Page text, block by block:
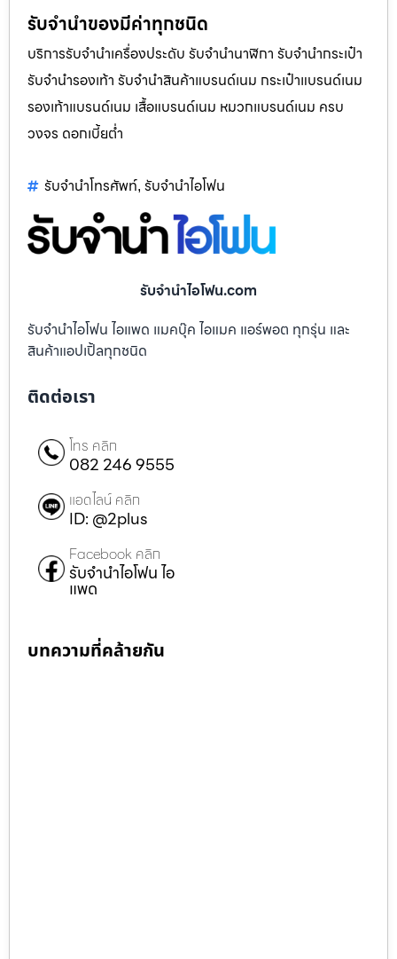
รับจำนำของมีค่าทุกชนิด
บริการรับจำนำเครื่องประดับ รับจำนำนาฬิกา รับจำนำกระเป๋า
รับจำนำรองเท้า รับจำนำสินค้าแบรนด์เนม กระเป๋าแบรนด์เนม
รองเท้าแบรนด์เนม เสื้อแบรนด์เนม หมวกแบรนด์เนม ครบ
วงจร ดอกเบี้ยต่ำ
รับจำนำโทรศัพท์, รับจำนำไอโฟน
รับจำนำไอโฟน.com
รับจำนำไอโฟน ไอแพด แมคบุ๊ค ไอแมค แอร์พอต ทุกรุ่น และ
สินค้าแอปเปิ้ลทุกชนิด
ติดต่อเรา
โทร คลิก
082 246 9555
แอดไลน์ คลิก
ID: @2plus
Facebook คลิก
รับจำนำไอโฟน ไอ
แพด
บทความที่คล้ายกัน